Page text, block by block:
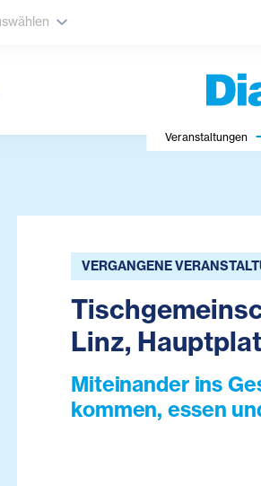
Veranstaltungen
VERGANGENE
Linz,
Miteinander ins
kommen, essen